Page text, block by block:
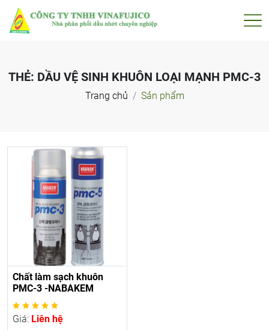
THẺ: DẦU VỆ SINH KHUÔN LOẠI MẠNH PMC-3
Trang chủ Sản phẩm
Chất làm sạch khuôn
PMC-3 -NABAKEM
Giá: Liên hệ